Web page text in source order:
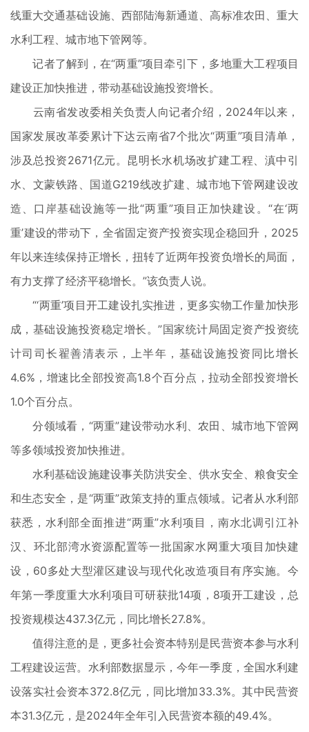
线重大交通基础设施、西部陆海新通道、高标准农田、重大
水利工程、城市地下管网等。
记者了解到，在“两重”项目牵引下，多地重大工程项目
建设正加快推进，带动基础设施投资增长。
云南省发改委相关负责人向记者介绍，2024年以来，
国家发展改革委累计下达云南省7个批次“两重”项目清单，
涉及总投资2671亿元。昆明长水机场改扩建工程、滇中引
水、文蒙铁路、国道G219线改扩建、城市地下管网建设改
造、口岸基础设施等一批“两重”项目正加快建设。“在‘两
重’建设的带动下，全省固定资产投资实现企稳回升，2025
年以来连续保持正增长，扭转了近两年投资负增长的局面，
有力支撑了经济平稳增长。”该负责人说。
“‘两重’项目开工建设扎实推进，更多实物工作量加快形
成，基础设施投资稳定增长。”国家统计局固定资产投资统
计司司长翟善清表示，上半年，基础设施投资同比增长
4.6%，增速比全部投资高1.8个百分点，拉动全部投资增长
1.0个百分点。
分领域看，“两重”建设带动水利、农田、城市地下管网
等多领域投资加快推进。
水利基础设施建设事关防洪安全、供水安全、粮食安全
和生态安全，是“两重”政策支持的重点领域。记者从水利部
获悉，水利部全面推进“两重”水利项目，南水北调引江补
汉、环北部湾水资源配置等一批国家水网重大项目加快建
设，60多处大型灌区建设与现代化改造项目有序实施。今
年第一季度重大水利项目可研获批14项，8项开工建设，总
投资规模达437.3亿元，同比增长27.8%。
值得注意的是，更多社会资本特别是民营资本参与水利
工程建设运营。水利部数据显示，今年一季度，全国水利建
设落实社会资本372.8亿元，同比增加33.3%。其中民营资
本31.3亿元，是2024年全年引入民营资本额的49.4%。